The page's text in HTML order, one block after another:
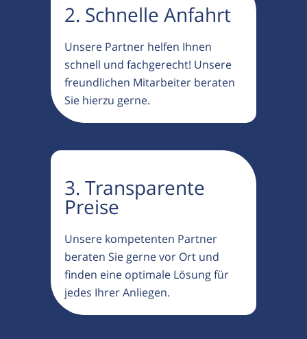
2. Schnelle Anfahrt
Unsere Partner helfen Ihnen
schnell und fachgerecht! Unsere
freundlichen Mitarbeiter beraten
Sie hierzu gerne.
3. Transparente
Preise
Unsere kompetenten Partner
beraten Sie gerne vor Ort und
finden eine optimale Lösung für
jedes Ihrer Anliegen.